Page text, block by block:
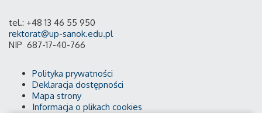
tel.: +48 13 46 55 950
rektorat@up-sanok.edu.pl
NIP 687-17-40-766
Polityka prywatności
Deklaracja dostępności
Mapa strony
Informacja o plikach cookies